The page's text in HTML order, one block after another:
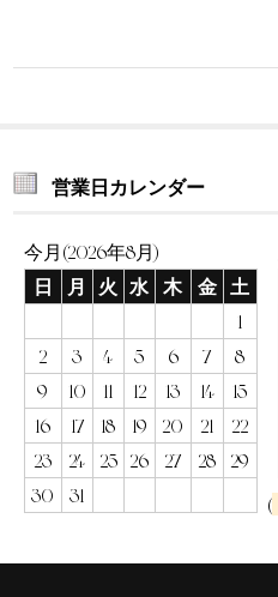
営業日カレンダー
今月(2026年8月)
日
月 火 水 木 金
土
1
2
3 4 5 6 7
8
9
10 11 12 13 14
15
16
17 18 19 20 21
22
23
24 25 26 27 28
29
30
31
(